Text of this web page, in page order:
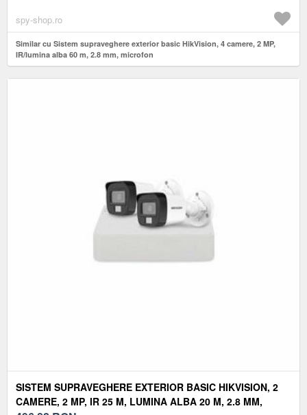
spy-shop.ro
Similar cu Sistem supraveghere exterior basic HikVision, 4 camere, 2 MP,
IR/lumina alba 60 m, 2.8 mm, microfon
SISTEM SUPRAVEGHERE EXTERIOR BASIC HIKVISION, 2
CAMERE, 2 MP, IR 25 M, LUMINA ALBA 20 M, 2.8 MM,